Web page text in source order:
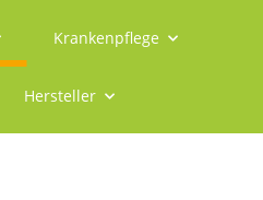
Krankenpflege
Hersteller